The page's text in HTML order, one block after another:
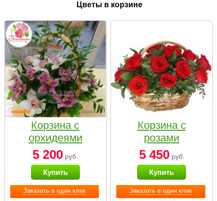
Цветы в корзине
Заказать в один клик
Корзина с
орхидеями
малая
5 200 руб.
Купить
Заказать в один клик
Корзина с
розами
«Красный
Париж»
5 450руб.
Купить